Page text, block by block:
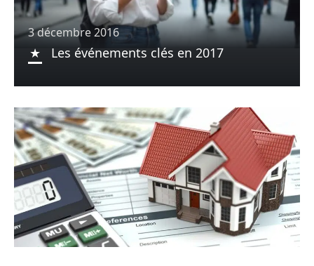
3 décembre 2016
Les événements clés en 2017